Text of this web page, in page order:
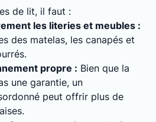
de lit, il faut :
les literies et meubles :
des matelas, les canapés et
propre : Bien que la
une garantie, un
peut offrir plus de